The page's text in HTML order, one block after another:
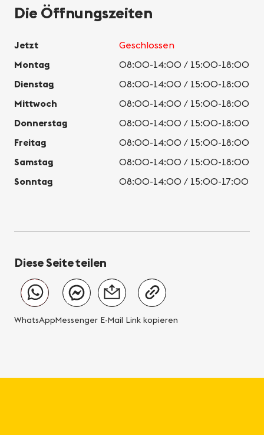
Die Öffnungszeiten
Jetzt
Geschlossen
Montag
08:00-14:00 / 15:00-18:00
Dienstag
08:00-14:00 / 15:00-18:00
Mittwoch
08:00-14:00 / 15:00-18:00
Donnerstag
08:00-14:00 / 15:00-18:00
Freitag
08:00-14:00 / 15:00-18:00
Samstag
08:00-14:00 / 15:00-18:00
Sonntag
08:00-14:00 / 15:00-17:00
Diese Seite teilen
WhatsAppMessenger E-Mail Link kopieren